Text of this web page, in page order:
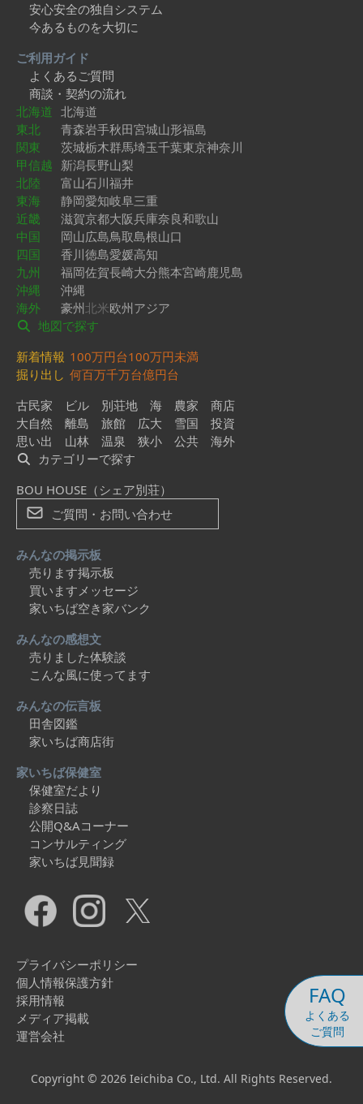
FAQ
よくある
ご質問
安心安全の独自システム
今あるものを大切に
ご利用ガイド
よくあるご質問
商談・契約の流れ
北海道 北海道
東北
青森岩手秋田宮城山形福島
関東
茨城栃木群馬埼玉千葉東京神奈川
甲信越 新潟長野山梨
北陸
富山石川福井
東海
静岡愛知岐阜三重
近畿
滋賀京都大阪兵庫奈良和歌山
中国
岡山広島鳥取島根山口
四国
香川徳島愛媛高知
九州
福岡佐賀長崎大分熊本宮崎鹿児島
沖縄
沖縄
海外
豪州北米欧州アジア
地図で探す
新着情報 100万円台100万円未満
掘り出し 何百万千万台億円台
古民家
ビル 別荘地 海 農家
商店
大自然
離島 旅館 広大 雪国
投資
思い出
山林 温泉 狭小 公共
海外
カテゴリーで探す
BOU HOUSE（シェア別荘）
ご質問・お問い合わせ
みんなの掲示板
売ります掲示板
買いますメッセージ
家いちば空き家バンク
みんなの感想文
売りました体験談
こんな風に使ってます
みんなの伝言板
田舎図鑑
家いちば商店街
家いちば保健室
保健室だより
診察日誌
公開Q&Aコーナー
コンサルティング
家いちば見聞録
プライバシーポリシー
個人情報保護方針
採用情報
メディア掲載
運営会社
Copyright © 2026 Ieichiba Co., Ltd. All Rights Reserved.